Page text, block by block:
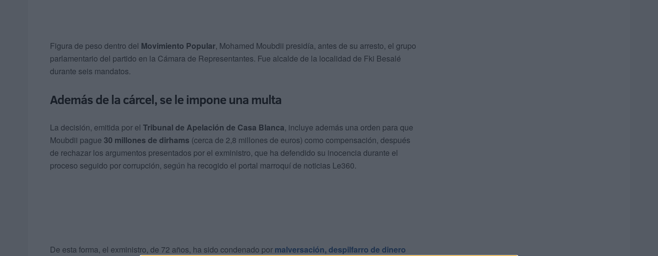
Figura de peso dentro del Movimiento Popular, Mohamed Moubdii presidía, antes de su arresto, el grupo
parlamentario del partido en la Cámara de Representantes. Fue alcalde de la localidad de Fki Besalé
durante seis mandatos.
Además de la cárcel, se le impone una multa
La decisión, emitida por el Tribunal de Apelación de Casa Blanca, incluye además una orden para que
Moubdii pague 30 millones de dirhams (cerca de 2,8 millones de euros) como compensación, después
de rechazar los argumentos presentados por el exministro, que ha defendido su inocencia durante el
proceso seguido por corrupción, según ha recogido el portal marroquí de noticias Le360.
De esta forma, el exministro, de 72 años, ha sido condenado por malversación, despilfarro de dinero